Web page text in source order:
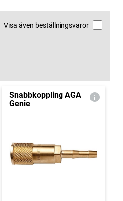
Visa även beställningsvaror
Snabbkoppling AGA
Genie